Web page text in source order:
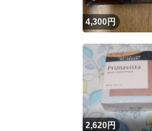
4,300円
2,620円